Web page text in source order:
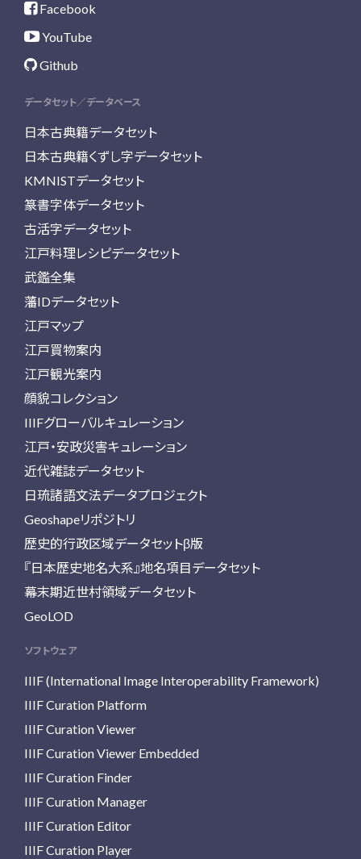
Facebook
YouTube
Github
データセット／データベース
日本古典籍データセット
日本古典籍くずし字データセット
KMNISTデータセット
篆書字体データセット
古活字データセット
江戸料理レシピデータセット
武鑑全集
藩IDデータセット
江戸マップ
江戸買物案内
江戸観光案内
顔貌コレクション
IIIFグローバルキュレーション
江戸・安政災害キュレーション
近代雑誌データセット
日琉諸語文法データプロジェクト
Geoshapeリポジトリ
歴史的行政区域データセットβ版
『日本歴史地名大系』地名項目データセット
幕末期近世村領域データセット
GeoLOD
ソフトウェア
IIIF (International Image Interoperability Framework)
IIIF Curation Platform
IIIF Curation Viewer
IIIF Curation Viewer Embedded
IIIF Curation Finder
IIIF Curation Manager
IIIF Curation Editor
IIIF Curation Player